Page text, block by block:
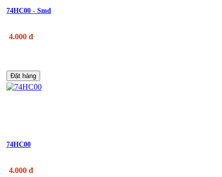
74HC00 - Smd
4.000 đ
Đặt hàng
74HC00
4.000 đ